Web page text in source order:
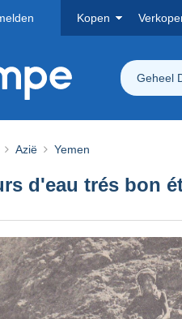
Kopen
Geheel
Azië Yemen
d'eau trés bon